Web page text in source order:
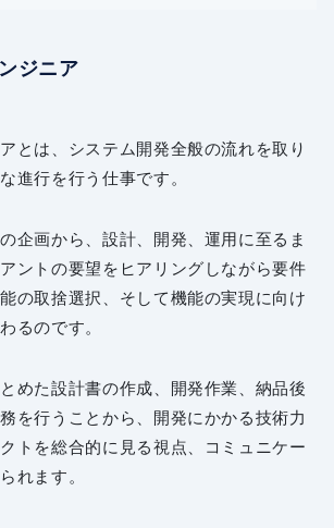
ジニア
とは、システム開発全般の流れを取り
進行を行う仕事です。
企画から、設計、開発、運用に至るま
ントの要望をヒアリングしながら要件
の取捨選択、そして機能の実現に向け
るのです。
めた設計書の作成、開発作業、納品後
を行うことから、開発にかかる技術力
トを総合的に見る視点、コミュニケー
れます。